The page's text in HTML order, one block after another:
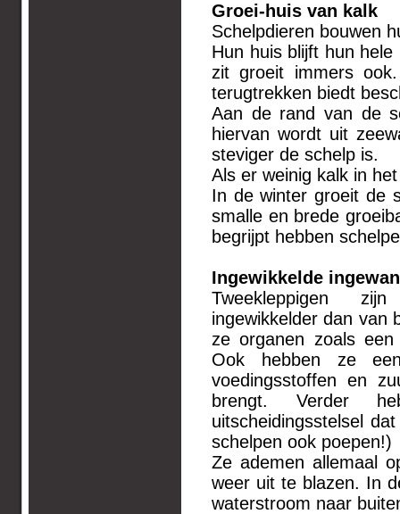
Groei-huis van kalk
Schelpdieren bouwen
Hun huis blijft hun
zit groeit immers
terugtrekken biedt
Aan de rand van de
hiervan wordt uit
steviger de schelp is.
Als er weinig kalk in
In de winter groeit de
smalle en brede
begrijpt hebben
Ingewikkelde
Tweekleppigen
ingewikkelder dan van
ze organen zoals
Ook hebben ze
voedingsstoffen en
brengt. Verder
uitscheidingsstelsel
schelpen ook poepen!)
Ze ademen allemaal
weer uit te blazen. In
waterstroom naar